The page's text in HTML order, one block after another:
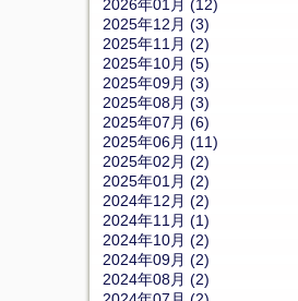
2026年01月 (12)
2025年12月 (3)
2025年11月 (2)
2025年10月 (5)
2025年09月 (3)
2025年08月 (3)
2025年07月 (6)
2025年06月 (11)
2025年02月 (2)
2025年01月 (2)
2024年12月 (2)
2024年11月 (1)
2024年10月 (2)
2024年09月 (2)
2024年08月 (2)